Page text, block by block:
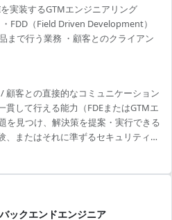
実装するGTMエンジニアリング
FDD（Field Driven Development）
まで行う業務 ・顧客とのクライアン
顧客との直接的なコミュニケーション
して行える能力（FDEまたはGTMエ
を見つけ、解決策を提案・実行できる
、またはそれに準ずるセキュリティに
ックエンドエンジニア